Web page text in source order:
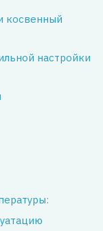
косвенный
настройки